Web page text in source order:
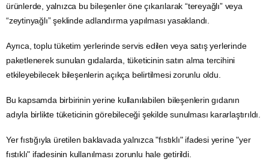
ürünlerde, yalnızca bu bileşenler öne çıkarılarak “tereyağlı” veya
“zeytinyağlı” şeklinde adlandırma yapılması yasaklandı.
Ayrıca, toplu tüketim yerlerinde servis edilen veya satış yerlerinde
paketlenerek sunulan gıdalarda, tüketicinin satın alma tercihini
etkileyebilecek bileşenlerin açıkça belirtilmesi zorunlu oldu.
Bu kapsamda birbirinin yerine kullanılabilen bileşenlerin gıdanın
adıyla birlikte tüketicinin görebileceği şekilde sunulması kararlaştırıldı.
Yer fıstığıyla üretilen baklavada yalnızca "fıstıklı" ifadesi yerine "yer
fıstıklı" ifadesinin kullanılması zorunlu hale getirildi.